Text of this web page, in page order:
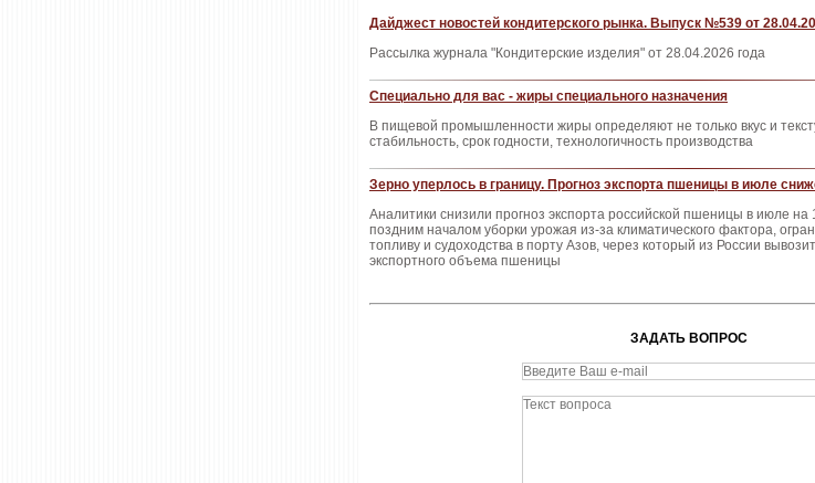
Дайджест новостей кондитерского рынка. Выпуск №539 от
Рассылка журнала "Кондитерские изделия" от 28.04.2026 года
Специально для вас - жиры специального назначения
В пищевой промышленности жиры определяют не только вкус и
стабильность, срок годности, технологичность производства
Зерно уперлось в границу. Прогноз экспорта пшеницы в июле
Аналитики снизили прогноз экспорта российской пшеницы в июле на
поздним началом уборки урожая из-за климатического фактора,
топливу и судоходства в порту Азов, через который из России
экспортного объема пшеницы
ЗАДАТЬ ВОПРОС